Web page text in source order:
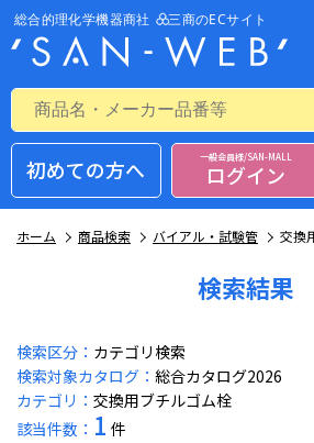
初めての方へ 一般会員様/SAN-MALL
ログイン
ホーム 商品検索 バイアル・試験管 交換
検索結果
検索区分： カテゴリ検索
検索対象カタログ： 総合カタログ2026
カテゴリ： 交換用ブチルゴム栓
該当件数： 1 件